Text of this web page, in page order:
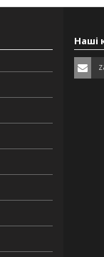
Наші